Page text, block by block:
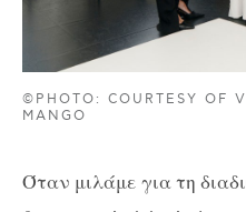
©PHOTO: COURTESY OF
MANGO
Όταν μιλάμε για τη